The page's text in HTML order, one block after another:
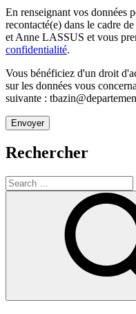
En renseignant vos données
recontacté(e) dans le cadre
et Anne LASSUS et vous
confidentialité.
Vous bénéficiez d'un droit
sur les données vous
suivante :
Rechercher
Search
for: